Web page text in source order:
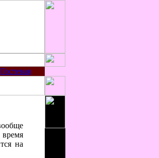
Гостевая
время
на